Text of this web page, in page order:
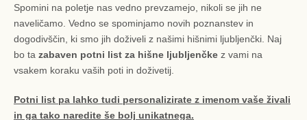
Spomini na poletje nas vedno prevzamejo, nikoli se jih ne
naveličamo. Vedno se spominjamo novih poznanstev in
dogodivščin, ki smo jih doživeli z našimi hišnimi ljubljenčki. Naj
bo ta zabaven potni list za hišne ljubljenčke z vami na
vsakem koraku vaših poti in doživetij.
Potni list pa lahko tudi personalizirate z imenom vaše živali
in ga tako naredite še bolj unikatnega.